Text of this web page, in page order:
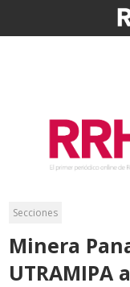
Secciones
Minera
UTRAMIPA